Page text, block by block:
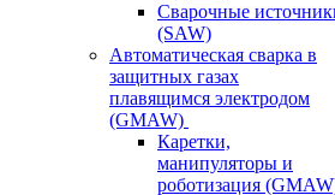
Сварочные
(SAW)
Автоматическая сварка в
защитных газах
плавящимся электродом
(GMAW)
Каретки,
манипуляторы и
роботизация